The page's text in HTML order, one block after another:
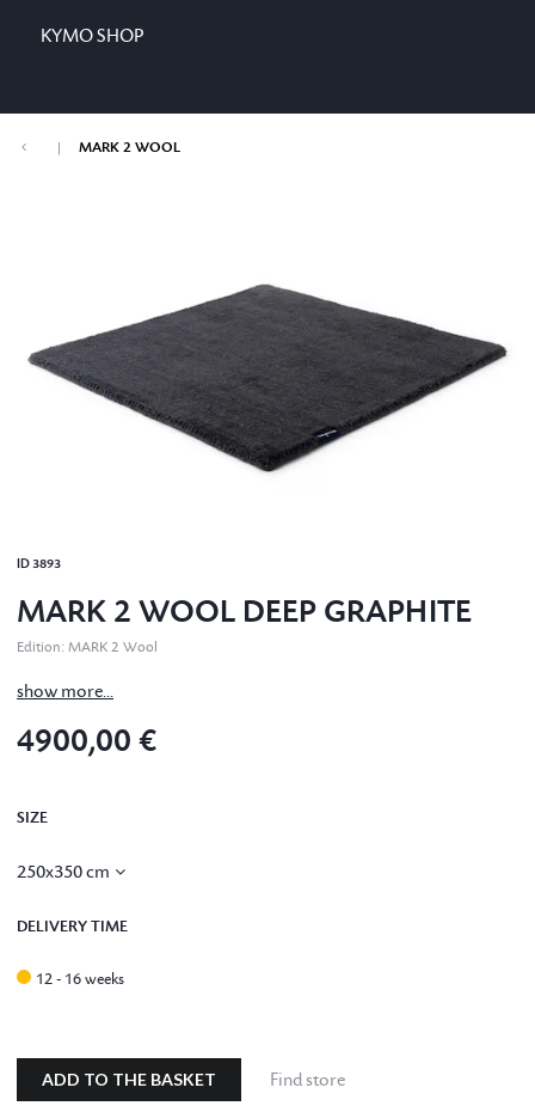
KYMO SHOP
| MARK 2 WOOL
ID3893
MARK 2 WOOL DEEP GRAPHITE
Edition: MARK 2 Wool
show more...
4900,00 €
SIZE
250x350 cm
DELIVERY TIME
12 - 16 weeks
ADD TO THE BASKET Find store